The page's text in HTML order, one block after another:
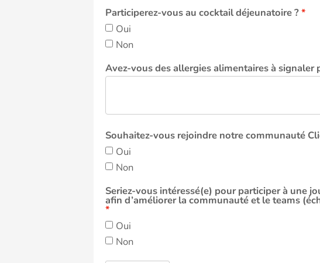
Participerez-vous au cocktail déjeunatoire ?
Oui
Non
Avez-vous des allergies alimentaires à signaler
Souhaitez-vous rejoindre notre communauté
Oui
Non
Seriez-vous intéressé(e) pour participer à une
afin d’améliorer la communauté et le teams
Oui
Non